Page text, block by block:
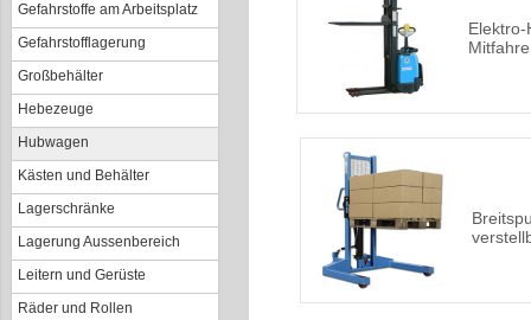
Gefahrstoffe am Arbeitsplatz
Gefahrstofflagerung
Großbehälter
Hebezeuge
Hubwagen
Kästen und Behälter
Lagerschränke
Lagerung Aussenbereich
Leitern und Gerüste
Räder und Rollen